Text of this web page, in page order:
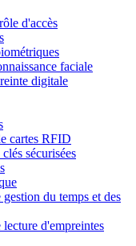
d'accès
faciale
digitale
cartes RFID
sécurisées
du temps et des
d'empreintes